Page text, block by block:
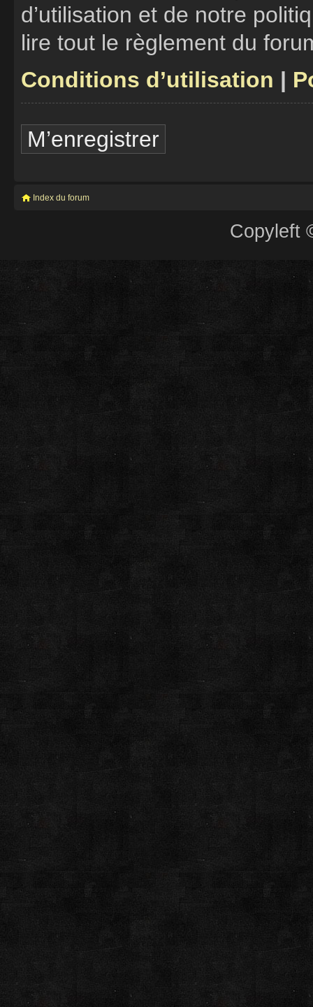
d’utilisation et de notre
lire tout le règlement du
Conditions d’utilisation |
M’enregistrer
Index du forum
Copyleft